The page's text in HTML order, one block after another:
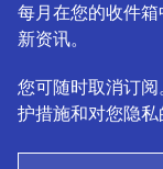
每月在您的收件
新资讯。
您可随时取消订
护措施和对您隐私